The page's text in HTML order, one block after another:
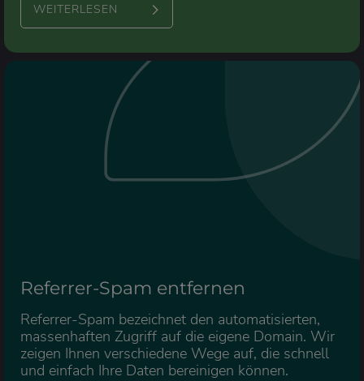
WEITERLESEN
Referrer-Spam entfernen
Referrer-Spam bezeichnet den automatisierten,
massenhaften Zugriff auf die eigene Domain. Wir
zeigen Ihnen verschiedene Wege auf, die schnell
und einfach Ihre Daten bereinigen können.